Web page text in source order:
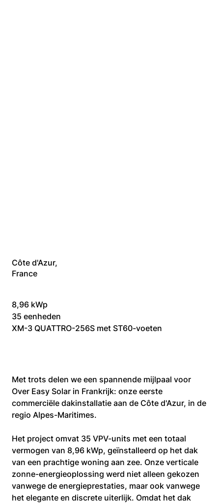
Côte d'Azur,
France
8,96 kWp
35 eenheden
XM-3 QUATTRO-256S met ST60-voeten
Met trots delen we een spannende mijlpaal voor
Over Easy Solar in Frankrijk: onze eerste
commerciële dakinstallatie aan de Côte d'Azur, in de
regio Alpes-Maritimes.
Het project omvat 35 VPV-units met een totaal
vermogen van 8,96 kWp, geïnstalleerd op het dak
van een prachtige woning aan zee. Onze verticale
zonne-energieoplossing werd niet alleen gekozen
vanwege de energieprestaties, maar ook vanwege
het elegante en discrete uiterlijk. Omdat het dak